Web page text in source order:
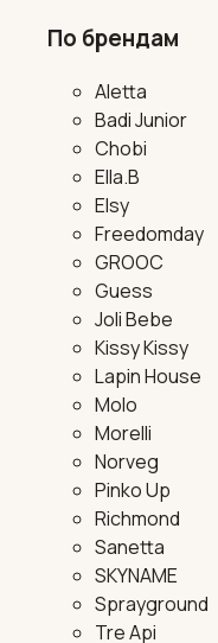
По брендам
Aletta
Badi Junior
Chobi
Ella.B
Elsy
Freedomday
GROOC
Guess
Joli Bebe
Kissy Kissy
Lapin House
Molo
Morelli
Norveg
Pinko Up
Richmond
Sanetta
SKYNAME
Sprayground
Tre Api